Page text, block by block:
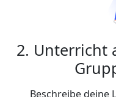
2. Unterricht
Beschreibe deine